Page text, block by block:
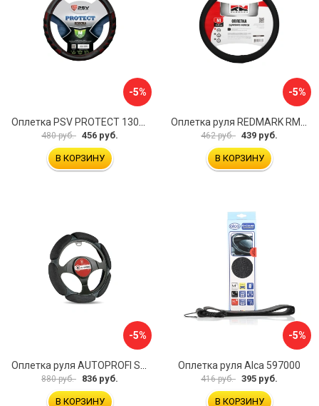
-5%
Оплетка PSV PROTECT 130503
480 руб. 456 руб.
В КОРЗИНУ
-5%
Оплетка руля REDMARK RM78002
462 руб. 439 руб.
В КОРЗИНУ
-5%
880 руб. 836 руб.
В КОРЗИНУ
-5%
Оплетка руля Alca 597000
416 руб. 395 руб.
В КОРЗИНУ